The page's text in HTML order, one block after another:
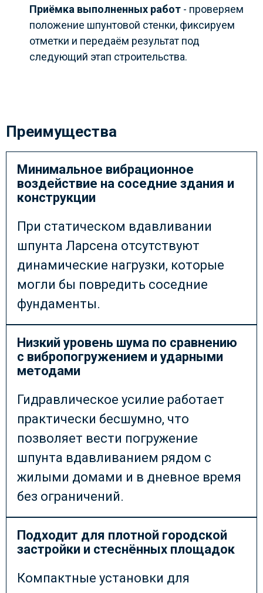
Приёмка выполненных работ - проверяем
положение шпунтовой стенки, фиксируем
отметки и передаём результат под
следующий этап строительства.
Преимущества
Минимальное вибрационное
воздействие на соседние здания и
конструкции
При статическом вдавливании
шпунта Ларсена отсутствуют
динамические нагрузки, которые
могли бы повредить соседние
фундаменты.
Низкий уровень шума по сравнению
с вибропогружением и ударными
методами
Гидравлическое усилие работает
практически бесшумно, что
позволяет вести погружение
шпунта вдавливанием рядом с
жилыми домами и в дневное время
без ограничений.
Подходит для плотной городской
застройки и стеснённых площадок
Компактные установки для